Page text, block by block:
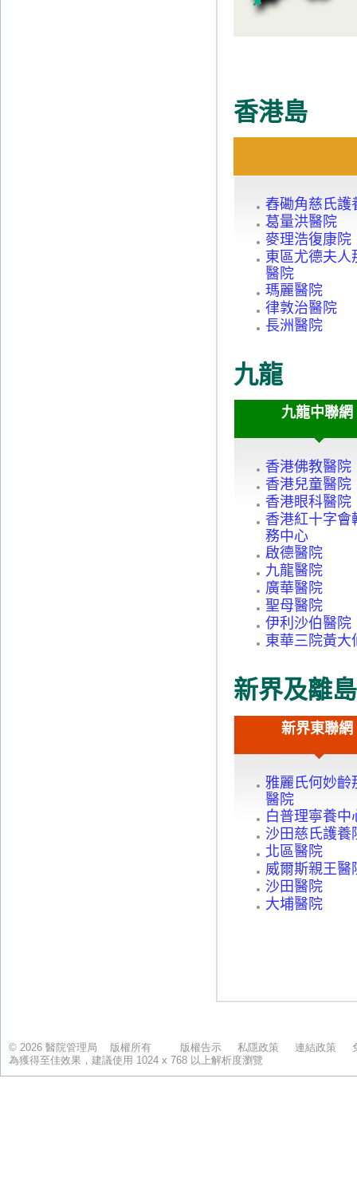
© 2026 醫院管理局 版權所有 版權告示 私隱政策 連結政策
為獲得至佳效果，建議使用 1024 x 768 以上解析度瀏覽